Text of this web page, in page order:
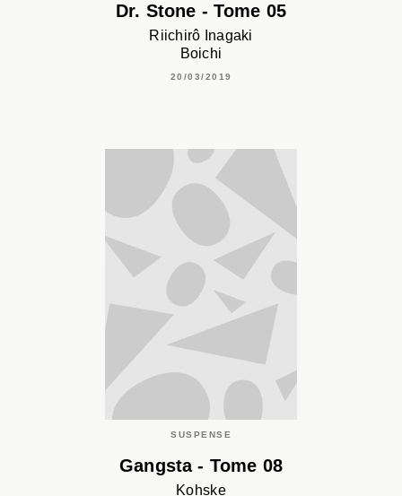
Dr. Stone - Tome 05
Riichirô Inagaki
Boichi
20/03/2019
SUSPENSE
Gangsta - Tome 08
Kohske